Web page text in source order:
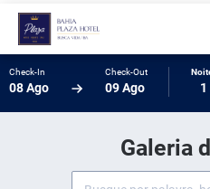
Check-In
08 Ago
Check-Out
09 Ago 1
Galeria